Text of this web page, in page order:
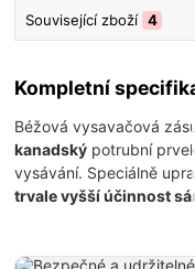
Související zboží 4
Kompletní
Béžová vysavačová
kanadský potrubní
vysávání. Speciálně
trvale vyšší účinnost